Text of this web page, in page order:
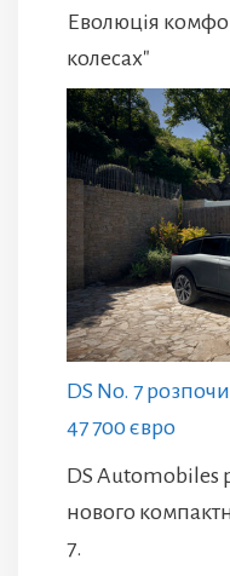
Еволюція
колесах"
DS No. 7
47 700 євро
DS Automobiles
нового
7.